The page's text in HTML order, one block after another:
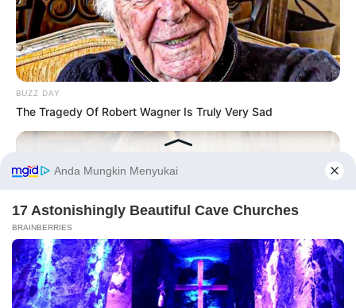
PRIVACY POLICY DISCLAIMER HUBUNGI KAMI IKLAN
BUZZ DAY
The Tragedy Of Robert Wagner Is Truly Very Sad